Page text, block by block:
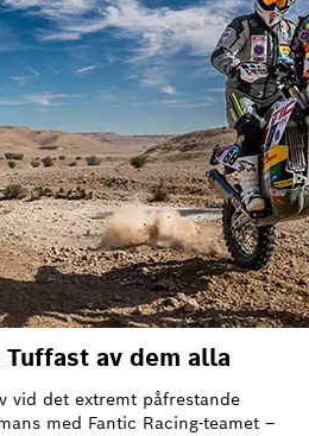
av dem alla
vid det extremt påfrestande
med Fantic Racing-teamet –